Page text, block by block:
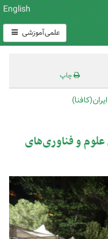
English
علمی‌آموزشی
چاپ
علوم و فناوری‌های